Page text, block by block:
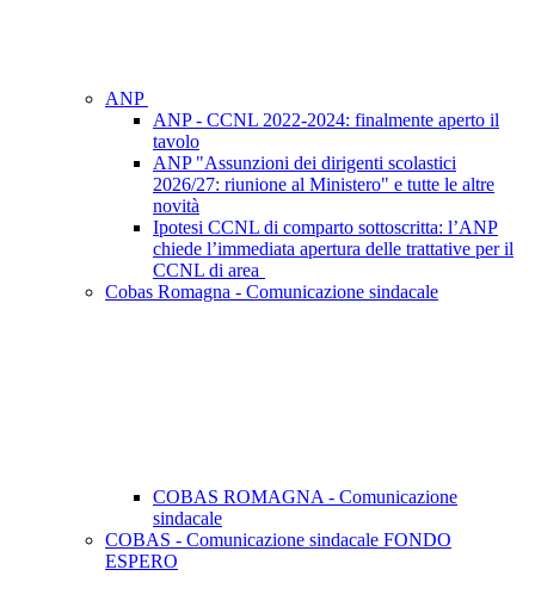
ANP
ANP - CCNL 2022-2024: finalmente aperto il
tavolo
ANP "Assunzioni dei dirigenti scolastici
2026/27: riunione al Ministero" e tutte le altre
novità
Ipotesi CCNL di comparto sottoscritta: l’ANP
chiede l’immediata apertura delle trattative per il
CCNL di area
Cobas Romagna - Comunicazione sindacale
COBAS ROMAGNA - Comunicazione
sindacale
COBAS - Comunicazione sindacale FONDO
ESPERO